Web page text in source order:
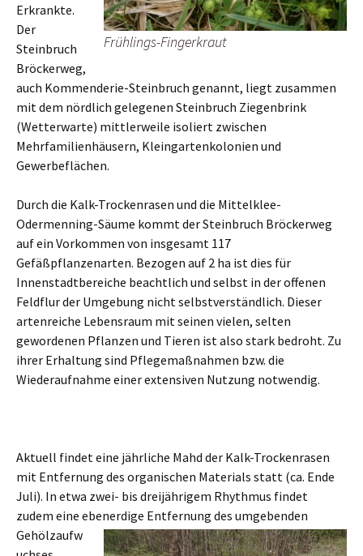
Frühlings-Fingerkraut
Erkrankte.
Der
Steinbruch
Bröckerweg,
auch Kommenderie-Steinbruch genannt, liegt zusammen
mit dem nördlich gelegenen Steinbruch Ziegenbrink
(Wetterwarte) mittlerweile isoliert zwischen
Mehrfamilienhäusern, Kleingartenkolonien und
Gewerbeflächen.
Durch die Kalk-Trockenrasen und die Mittelklee-
Odermenning-Säume kommt der Steinbruch Bröckerweg
auf ein Vorkommen von insgesamt 117
Gefäßpflanzenarten. Bezogen auf 2 ha ist dies für
Innenstadtbereiche beachtlich und selbst in der offenen
Feldflur der Umgebung nicht selbstverständlich. Dieser
artenreiche Lebensraum mit seinen vielen, selten
gewordenen Pflanzen und Tieren ist also stark bedroht. Zu
ihrer Erhaltung sind Pflegemaßnahmen bzw. die
Wiederaufnahme einer extensiven Nutzung notwendig.
Aktuell findet eine jährliche Mahd der Kalk-Trockenrasen
mit Entfernung des organischen Materials statt (ca. Ende
Juli). In etwa zwei- bis dreijährigem Rhythmus findet
zudem eine ebenerdige Entfernung des umgebenden
Gehölzaufw